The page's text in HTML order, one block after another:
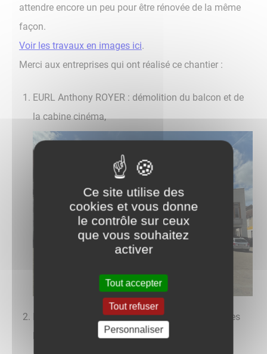
attendre encore un peu pour être rénovée de la même
façon. ​​​​​​​
Voir les travaux en images ici.
Merci aux entreprises qui ont réalisé ce chantier :
EURL Anthony ROYER : démolition du balcon et de
la cabine cinéma,
Menuiseries MAILLARD : remplacement de toutes
les menuiseries extérieures,
Ce site utilise des
cookies et vous donne
le contrôle sur ceux
que vous souhaitez
activer
Tout accepter
Tout refuser
Personnaliser